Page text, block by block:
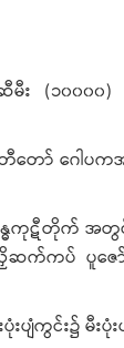
မီး (၁၀၀၀၀
တီတော် ဂေါပ
ဓကုဋီတိုက် အတွ
က်ကပ် ပူဇော်
င်း၌ မီးပုံး